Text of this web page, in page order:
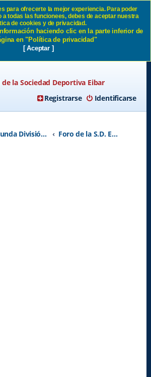
rivales temporada
- Página 2 SD Eibar
la Sociedad Deportiva Eibar
Identificarse
Registrarse
Segunda División A - Temporada 2026-2027 Foro de la S.D. Eibar
para ofrecerte la mejor experiencia. Para poder
todas las funcionees, debes de aceptar nuestra
de cookies y de privacidad.
haciendo clic en la parte inferior de
en "Política de privacidad"
[ Aceptar ]